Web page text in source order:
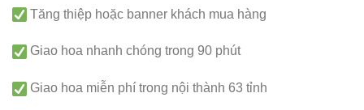
Tăng thiệp hoặc banner khách mua hàng
Giao hoa nhanh chóng trong 90 phút
Giao hoa miễn phí trong nội thành 63 tỉnh